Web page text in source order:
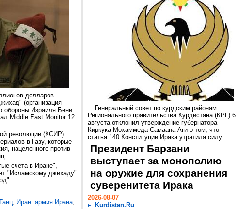
долларов
(организация
обороны Израиля Бени
Middle East Monitor 12
революции (КСИР)
в Газу, которые
нацеленного против
счета в Иране", —
"Исламскому джихаду"
, Иран, армия Ирана,
Генеральный совет по курдским районам
Регионального правительства Курдистана (КРГ) 6
августа отклонил утверждение губернатора
Киркука Мохаммеда Самаана Аги о том, что
статья 140 Конституции Ирака утратила силу...
Президент Барзани
выступает за монополию
на оружие для сохранения
суверенитета Ирака
2026-08-07
Kurdistan.Ru